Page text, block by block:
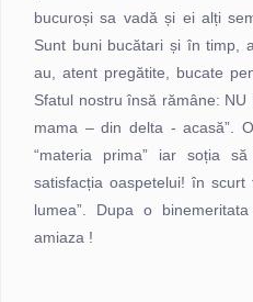
bucuroși sa vadă și ei alți
Sunt buni bucătari și în timp,
au, atent pregătite, bucate
Sfatul nostru însă rămâne: NU
mama – din delta - acasă”.
“materia prima” iar soția
satisfacția oaspetelui! în
lumea”. Dupa o
amiaza !